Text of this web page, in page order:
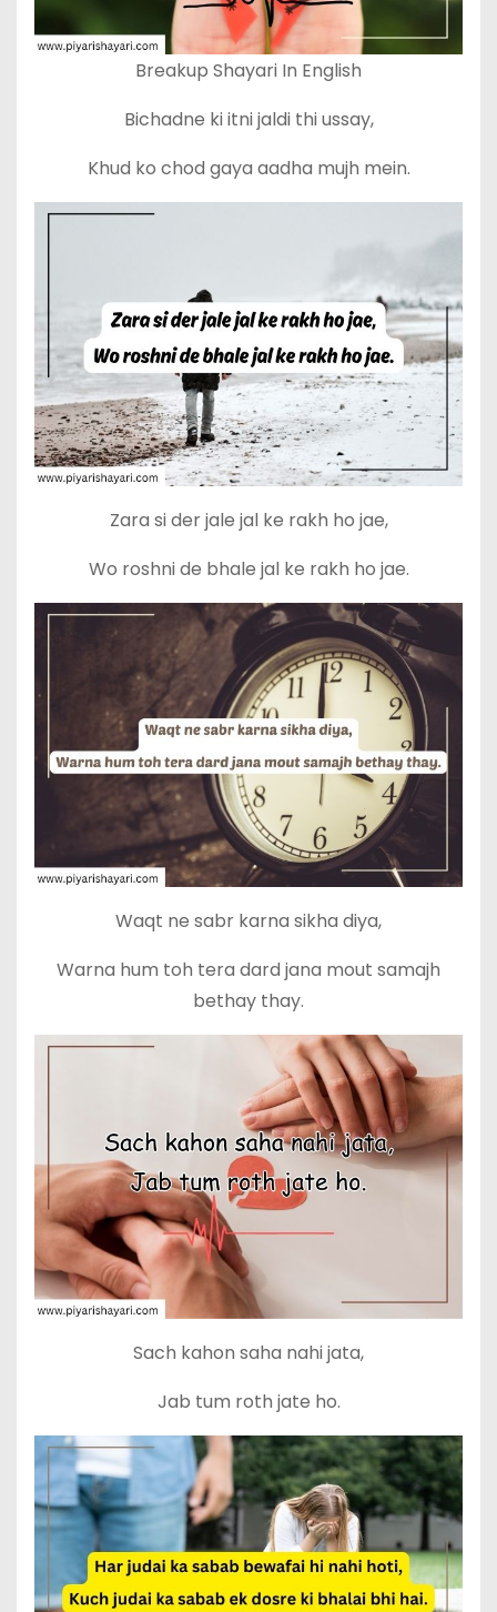
Breakup Shayari In English
Bichadne ki itni jaldi thi ussay,
Khud ko chod gaya aadha mujh mein.
Zara si der jale jal ke rakh ho jae,
Wo roshni de bhale jal ke rakh ho jae.
Waqt ne sabr karna sikha diya,
Warna hum toh tera dard jana mout samajh
bethay thay.
Sach kahon saha nahi jata,
Jab tum roth jate ho.